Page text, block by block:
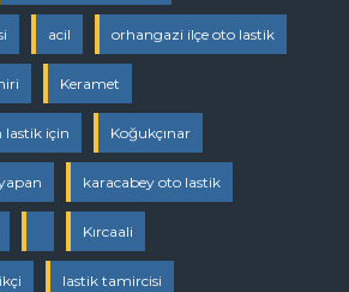
acil orhangazi ilçe oto lastik
Keramet
lastik için Koğukçınar
karacabey oto lastik
Kırcaali
lastik tamircisi